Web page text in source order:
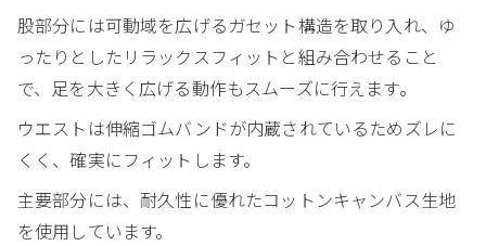
股部分には可動域を広げるガセット構造を取り入れ、ゆ
ったりとしたリラックスフィットと組み合わせること
で、足を大きく広げる動作もスムーズに行えます。
ウエストは伸縮ゴムバンドが内蔵されているためズレに
くく、確実にフィットします。
主要部分には、耐久性に優れたコットンキャンバス生地
を使用しています。